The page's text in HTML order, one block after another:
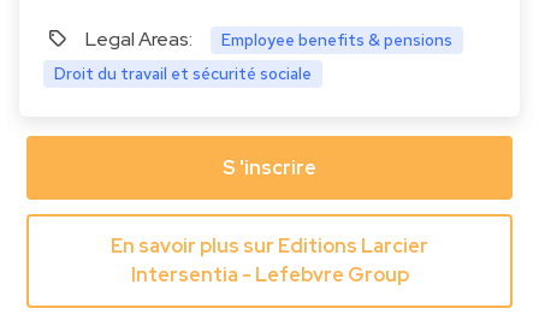
Legal Areas:
Employee benefits & pensions
Droit du travail et sécurité sociale
S 'inscrire
En savoir plus sur Editions Larcier
Intersentia - Lefebvre Group